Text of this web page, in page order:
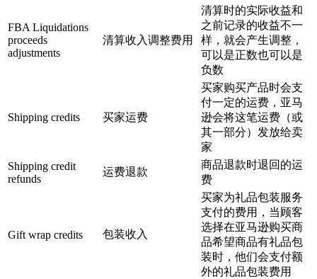
FBA Liquidations
proceeds
adjustments
清算收入调整费用
清算时的实际收益和
之前记录的收益不一
样，就会产生调整，
可以是正数也可以是
负数
Shipping credits 买家运费
买家购买产品时会支
付一定的运费，亚马
逊会将这笔运费（或
其一部分）发放给卖
家
Shipping credit
refunds
运费退款
商品退款时退回的运
费
Gift wrap credits 包装收入
买家为礼品包装服务
支付的费用，当顾客
选择在亚马逊购买商
品希望商品有礼品包
装时，他们会支付额
外的礼品包装费用